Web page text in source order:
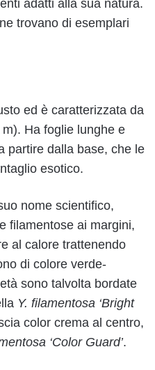
adatti alla sua natura.
trovano di esemplari
ed è caratterizzata da
Ha foglie lunghe e
partire dalla base, che le
esotico.
nome scientifico,
filamentose ai margini,
al calore trattenendo
di colore verde-
sono talvolta bordate
Y. filamentosa ‘Bright
color crema al centro,
‘Color Guard’.